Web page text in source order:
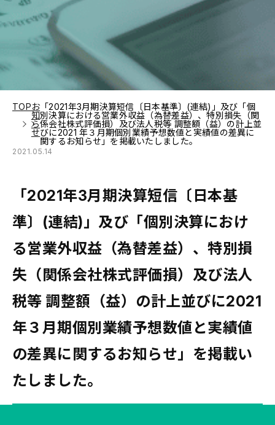
TOPお
知
ら
せ
「2021年3月期決算短信〔日本基準〕(連結)」及び「個
別決算における営業外収益（為替差益）、特別損失（関
係会社株式評価損）及び法人税等 調整額（益）の計上並
びに2021 年３月期個別業績予想数値と実績値の差異に
関するお知らせ」を掲載いたしました。
2021.05.14
「2021年3月期決算短信〔日本基
準〕(連結)」及び「個別決算におけ
る営業外収益（為替差益）、特別損
失（関係会社株式評価損）及び法人
税等 調整額（益）の計上並びに2021
年３月期個別業績予想数値と実績値
の差異に関するお知らせ」を掲載い
たしました。